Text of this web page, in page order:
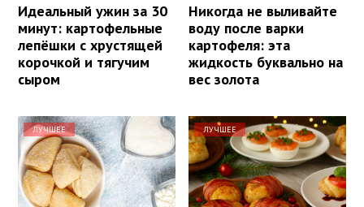
Идеальный ужин за 30
минут: картофельные
лепёшки с хрустящей
корочкой и тягучим
сыром
Никогда не выливайте
воду после варки
картофеля: эта
жидкость буквально на
вес золота
ЛУЧШЕЕ ЛУЧШЕЕ